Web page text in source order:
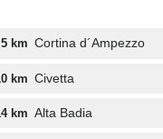
5 km Cortina d´Ampezzo
km Civetta
km Alta Badia